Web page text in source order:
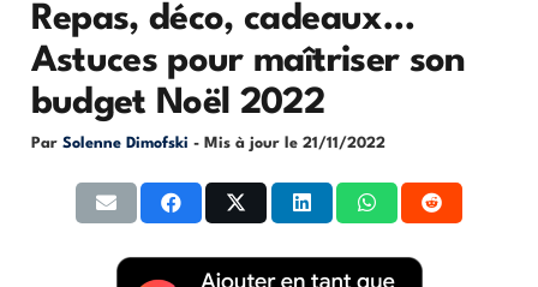
Repas, déco, cadeaux…
Astuces pour maîtriser son
budget Noël 2022
Par Solenne Dimofski - Mis à jour le 21/11/2022